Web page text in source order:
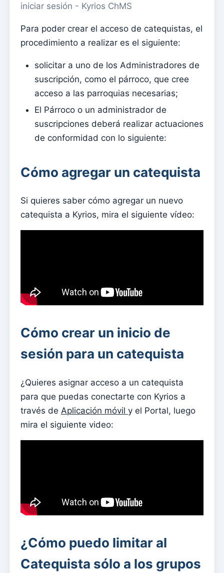
Configuración de suscripción
Párroco
Cambiar la contraseña
Modo oscuro
desconectar
electrónicos en Kyrios
Formularios de inscripción para catequesis
Nochevieja
Informes
Agregar nuevo grupo
Lista de grupos/búsqueda
Agentes Pastorales
Lectores
Acólitos
Fallecidos
Familias
Suporte
iniciar sesión - Kyrios ChMS
Para poder crear el acceso de catequistas, el
procedimiento a realizar es el siguiente:
solicitar a uno de los Administradores de
suscripción, como el párroco, que cree
acceso a las parroquias necesarias;
El Párroco o un administrador de
suscripciones deberá realizar actuaciones
de conformidad con lo siguiente:
Cómo agregar un catequista
Si quieres saber cómo agregar un nuevo
catequista a Kyrios, mira el siguiente vídeo:
Cómo crear un inicio de
sesión para un catequista
¿Quieres asignar acceso a un catequista
para que puedas conectarte con Kyrios a
través de Aplicación móvil y el Portal, luego
mira el siguiente video:
¿Cómo puedo limitar al
Catequista sólo a los grupos